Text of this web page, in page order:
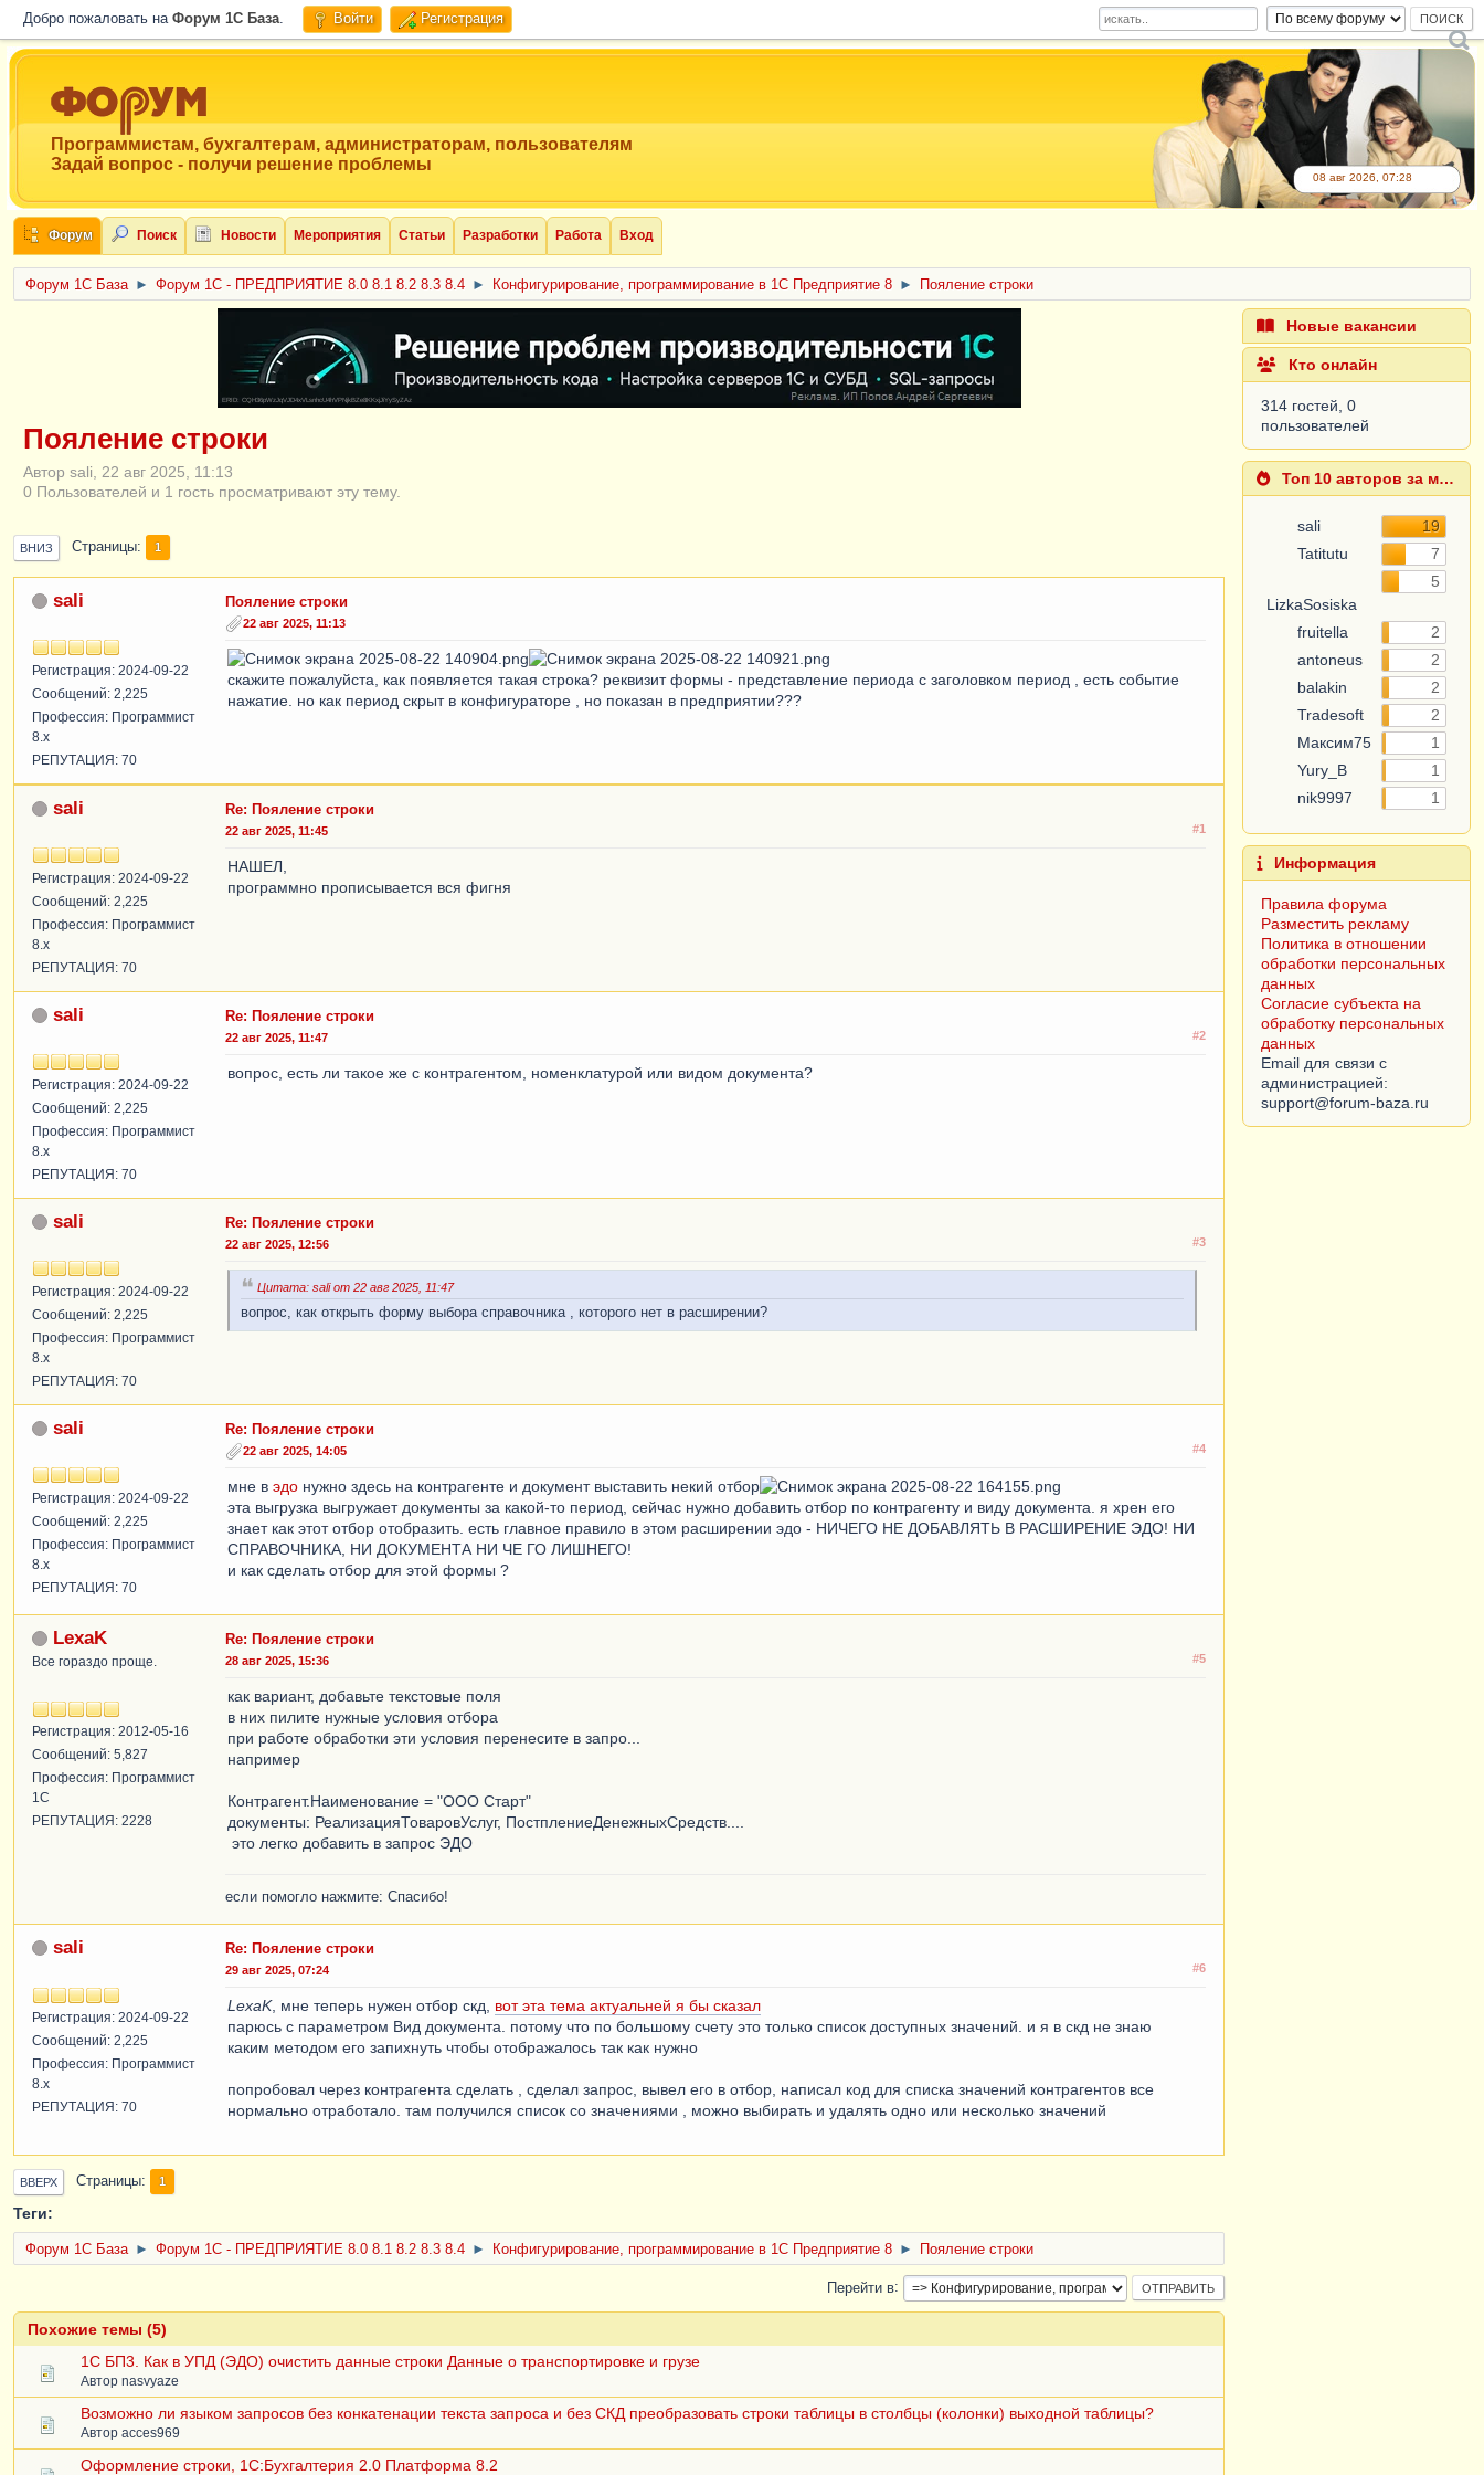
Добро пожаловать на Форум 1C База. Войти Регистрация
Программистам, бухгалтерам, администраторам, пользователям
Задай вопрос - получи решение проблемы
08 авг 2026, 07:28
Форум Поиск Новости Мероприятия Статьи Разработки Работа Вход
Форум 1C База ► Форум 1С - ПРЕДПРИЯТИЕ 8.0 8.1 8.2 8.3 8.4 ► Конфигурирование, программирование в 1С Предприятие 8 ► Пояление строки
ERID: CQH36pWzJqVJD4xVLsnhcU4hVPNjkBZe8KKxjJiYySyZAz
Пояление строки
Автор sali, 22 авг 2025, 11:13
0 Пользователей и 1 гость просматривают эту тему.
ВНИЗ Страницы 1
sali
Регистрация: 2024-09-22
Сообщений: 2,225
Профессия: Программист
8.x
РЕПУТАЦИЯ: 70
Пояление строки
22 авг 2025, 11:13
скажите пожалуйста, как появляется такая строка? реквизит формы - представление периода с заголовком период , есть событие
нажатие. но как период скрыт в конфигураторе , но показан в предприятии???
sali
Регистрация: 2024-09-22
Сообщений: 2,225
Профессия: Программист
8.x
РЕПУТАЦИЯ: 70
Re: Пояление строки
#1
22 авг 2025, 11:45
НАШЕЛ,
программно прописывается вся фигня
sali
Регистрация: 2024-09-22
Сообщений: 2,225
Профессия: Программист
8.x
РЕПУТАЦИЯ: 70
Re: Пояление строки
#2
22 авг 2025, 11:47
вопрос, есть ли такое же с контрагентом, номенклатурой или видом документа?
sali
Регистрация: 2024-09-22
Сообщений: 2,225
Профессия: Программист
8.x
РЕПУТАЦИЯ: 70
Re: Пояление строки
#3
22 авг 2025, 12:56
Цитата: sali от 22 авг 2025, 11:47
вопрос, как открыть форму выбора справочника , которого нет в расширении?
sali
Регистрация: 2024-09-22
Сообщений: 2,225
Профессия: Программист
8.x
РЕПУТАЦИЯ: 70
Re: Пояление строки
#4
22 авг 2025, 14:05
мне в эдо нужно здесь на контрагенте и документ выставить некий отбор
эта выгрузка выгружает документы за какой-то период, сейчас нужно добавить отбор по контрагенту и виду документа. я хрен его
знает как этот отбор отобразить. есть главное правило в этом расширении эдо - НИЧЕГО НЕ ДОБАВЛЯТЬ В РАСШИРЕНИЕ ЭДО! НИ
СПРАВОЧНИКА, НИ ДОКУМЕНТА НИ ЧЕ ГО ЛИШНЕГО!
и как сделать отбор для этой формы ?
LexaK
Все гораздо проще.
Регистрация: 2012-05-16
Сообщений: 5,827
Профессия: Программист
1С
РЕПУТАЦИЯ: 2228
Re: Пояление строки
#5
28 авг 2025, 15:36
как вариант, добавьте текстовые поля
в них пилите нужные условия отбора
при работе обработки эти условия перенесите в запро...
например
Контрагент.Наименование = "ООО Старт"
документы: РеализацияТоваровУслуг, ПостплениеДенежныхСредств....
это легко добавить в запрос ЭДО
если помогло нажмите: Спасибо!
sali
Регистрация: 2024-09-22
Сообщений: 2,225
Профессия: Программист
8.x
РЕПУТАЦИЯ: 70
Re: Пояление строки
#6
29 авг 2025, 07:24
LexaK, мне теперь нужен отбор скд, вот эта тема актуальней я бы сказал
парюсь с параметром Вид документа. потому что по большому счету это только список доступных значений. и я в скд не знаю
каким методом его запихнуть чтобы отображалось так как нужно
попробовал через контрагента сделать , сделал запрос, вывел его в отбор, написал код для списка значений контрагентов все
нормально отработало. там получился список со значениями , можно выбирать и удалять одно или несколько значений
ВВЕРХ Страницы 1
Теги:
Форум 1C База ► Форум 1С - ПРЕДПРИЯТИЕ 8.0 8.1 8.2 8.3 8.4 ► Конфигурирование, программирование в 1С Предприятие 8 ► Пояление строки
Перейти в
Похожие темы (5)
1C БП3. Как в УПД (ЭДО) очистить данные строки Данные о транспортировке и грузе
Автор nasvyaze
Возможно ли языком запросов без конкатенации текста запроса и без СКД преобразовать строки таблицы в столбцы (колонки) выходной таблицы?
Автор acces969
Оформление строки, 1С:Бухгалтерия 2.0 Платформа 8.2
Новые вакансии
Кто онлайн
314 гостей, 0
пользователей
Топ 10 авторов за месяц
sali
19
Tatitutu
7
LizkaSosiska
5
fruitella
2
antoneus
2
balakin
2
Tradesoft
2
Максим75
1
Yury_B
1
nik9997
1
Информация
Правила форума
Разместить рекламу
Политика в отношении
обработки персональных
данных
Согласие субъекта на
обработку персональных
данных
Email для связи с
администрацией: